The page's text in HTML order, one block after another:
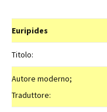
Euripides
Titolo:
Autore moderno;
Traduttore: